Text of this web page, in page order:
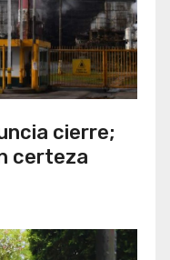
cierre;
certeza